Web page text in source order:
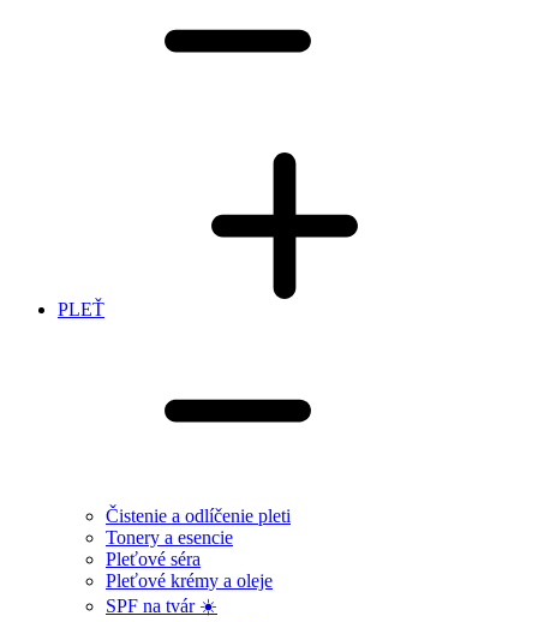
PLEŤ
Čistenie a odlíčenie pleti
Tonery a esencie
Pleťové séra
Pleťové krémy a oleje
SPF na tvár ☀️